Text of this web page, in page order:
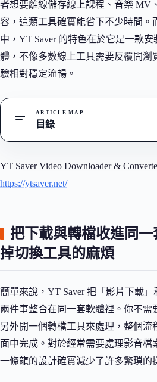
者想要離線儲存線上課程、音樂 MV
容，這類工具確實能省下不少時間。
中，YT Saver 的特色在於它是一款
體，不像多數線上工具需要反覆開瀏
驗相對穩定流暢。
ARTICLE MAP
目錄
YT Saver Video Downloader &
https://ytsaver.net/
把下載與轉檔收進同
掉切換工具的麻煩
簡單來說，YT Saver 把「影片下載
兩件事整合在同一套軟體裡。你不需
另外開一個轉檔工具來處理，整個流
面中完成。對於經常需要處理影音檔
一條龍的設計確實減少了許多繁瑣的